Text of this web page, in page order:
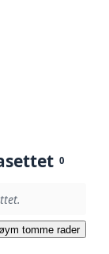
0
tomme rader